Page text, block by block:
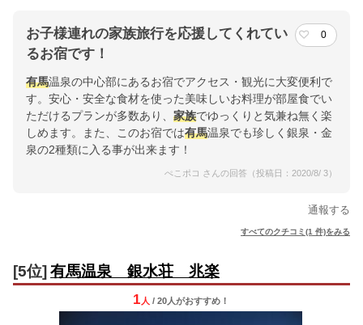
お子様連れの家族旅行を応援してくれてい
るお宿です！
0
有馬温泉の中心部にあるお宿でアクセス・観光に大変便利で
す。安心・安全な食材を使った美味しいお料理が部屋食でい
ただけるプランが多数あり、 家族でゆっくりと気兼ね無く楽
しめます。また、このお宿では有馬温泉でも珍しく銀泉・金
泉の2種類に入る事が出来ます！
ぺこポコ さんの回答（投稿日：2020/8/ 3）
通報する
すべてのクチコミ(1 件)をみる
[5位] 有馬温泉 銀水荘 兆楽
1 人 / 20人がおすすめ！